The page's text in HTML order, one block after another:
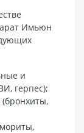
Имьюн
и
герпес);